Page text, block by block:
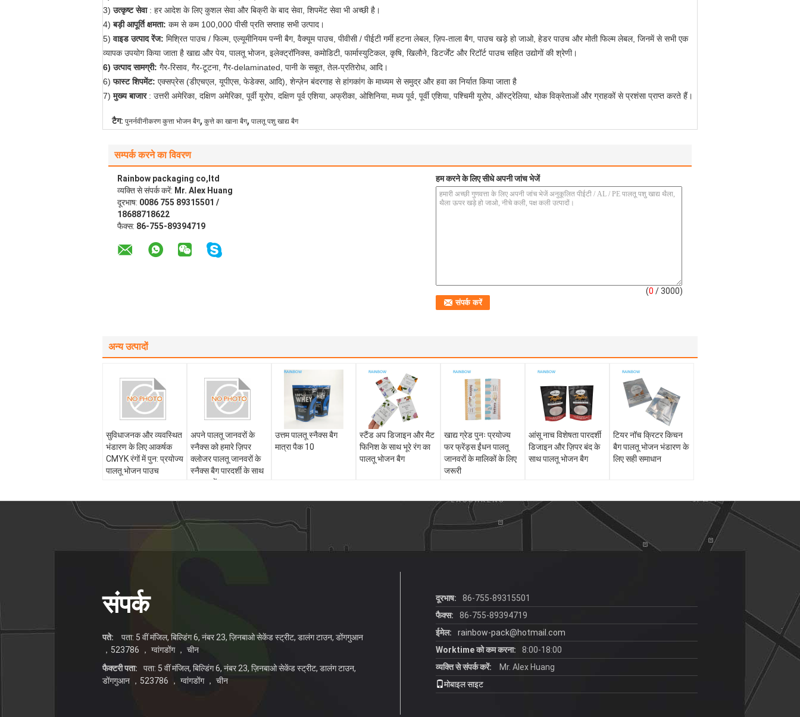
3)उत्कृष्ट सेवा: हर आदेश के लिए कुशल सेवा और बिक्री के बाद सेवा, शिपमेंट सेवा भी अच्छी है।
4)बड़ी आपूर्ति क्षमता: कम से कम 100,000 पीसी प्रति सप्ताह सभी उत्पाद।
5)वाइड उत्पाद रेंज: मिश्रित पाउच / फिल्म, एल्यूमीनियम पन्नी बैग, वैक्यूम पाउच, पीवीसी / पीईटी गर्मी हटना लेबल, ज़िप-ताला बैग, पाउच खड़े हो जाओ, हेडर पाउच और मोती फिल्म लेबल, जिनमें से सभी एक
व्यापक उपयोग किया जाता है खाद्य और पेय, पालतू भोजन, इलेक्ट्रॉनिक्स, कमोडिटी, फार्मास्युटिकल, कृषि, खिलौने, डिटर्जेंट और रिटॉर्ट पाउच सहित उद्योगों की श्रेणी।
6) उत्पाद सामग्री: गैर-रिसाव, गैर-टूटना, गैर-delaminated, पानी के सबूत, तेल-प्रतिरोध, आदि।
6)फास्ट शिपमेंट: एक्सप्रेस (डीएचएल, यूपीएस, फेडेक्स, आदि), शेन्ज़ेन बंदरगाह से हांगकांग के माध्यम से समुद्र और हवा का निर्यात किया जाता है
7)मुख्य बाजार: उत्तरी अमेरिका, दक्षिण अमेरिका, पूर्वी यूरोप, दक्षिण पूर्व एशिया, अफ्रीका, ओशिनिया, मध्य पूर्व, पूर्वी एशिया, पश्चिमी यूरोप, ऑस्ट्रेलिया, थोक विक्रेताओं और ग्राहकों से प्रशंसा प्राप्त करते हैं।
टैग: पुनर्नवीनीकरण कुत्ता भोजन बैग, कुत्ते का खाना बैग, पालतू पशु खाद्य बैग
सम्पर्क करने का विवरण
Rainbow packaging co,ltd
व्यक्ति से संपर्क करें: Mr. Alex Huang
दूरभाष: 0086 755 89315501 /
18688718622
फैक्स: 86-755-89394719
हम करने के लिए सीधे अपनी जांच भेजें
(0 / 3000)
अन्य उत्पादों
सुविधाजनक और व्यवस्थित
भंडारण के लिए आकर्षक
CMYK रंगों में पुन: प्रयोज्य
पालतू भोजन पाउच
अपने पालतू जानवरों के
स्नैक्स को हमारे ज़िपर
क्लोजर पालतू जानवरों के
स्नैक्स बैग पारदर्शी के साथ
ताजा रखें
उत्तम पालतू स्नैक्स बैग
मात्रा पैक 10
स्टैंड अप डिजाइन और मैट
फिनिश के साथ भूरे रंग का
पालतू भोजन बैग
खाद्य ग्रेड पुनः प्रयोज्य
फर फ्रेंड्स ईंधन पालतू
जानवरों के मालिकों के लिए
जरूरी
आंसू नाच विशेषता पारदर्शी
डिजाइन और ज़िपर बंद के
साथ पालतू भोजन बैग
टियर नॉच क्रिटर किचन
बैग पालतू भोजन भंडारण के
लिए सही समाधान
संपर्क
पते:
पता: 5 वीं मंजिल, बिल्डिंग 6, नंबर 23, ज़िनबाओ सेकेंड स्ट्रीट, डालंग टाउन, डोंगगुआन
，523786 ， ग्वांगडोंग ， चीन
फैक्टरी पता:
पता: 5 वीं मंजिल, बिल्डिंग 6, नंबर 23, ज़िनबाओ सेकेंड स्ट्रीट, डालंग टाउन,
डोंगगुआन ，523786 ， ग्वांगडोंग ， चीन
दूरभाष:
86-755-89315501
फैक्स:
86-755-89394719
ईमेल:
rainbow-pack@hotmail.com
Worktime को कम करना:
8:00-18:00
व्यक्ति से संपर्क करें:
Mr. Alex Huang
मोबाइल साइट